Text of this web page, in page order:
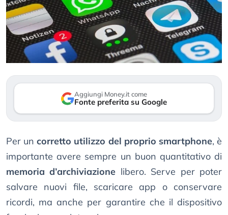
Aggiungi Money.it come
Fonte preferita su Google
Per uncorretto utilizzo del proprio smartphone, è
importante avere sempre un buon quantitativo di
memoria d’archiviazione libero. Serve per poter
salvare nuovi file, scaricare app o conservare
ricordi, ma anche per garantire che il dispositivo